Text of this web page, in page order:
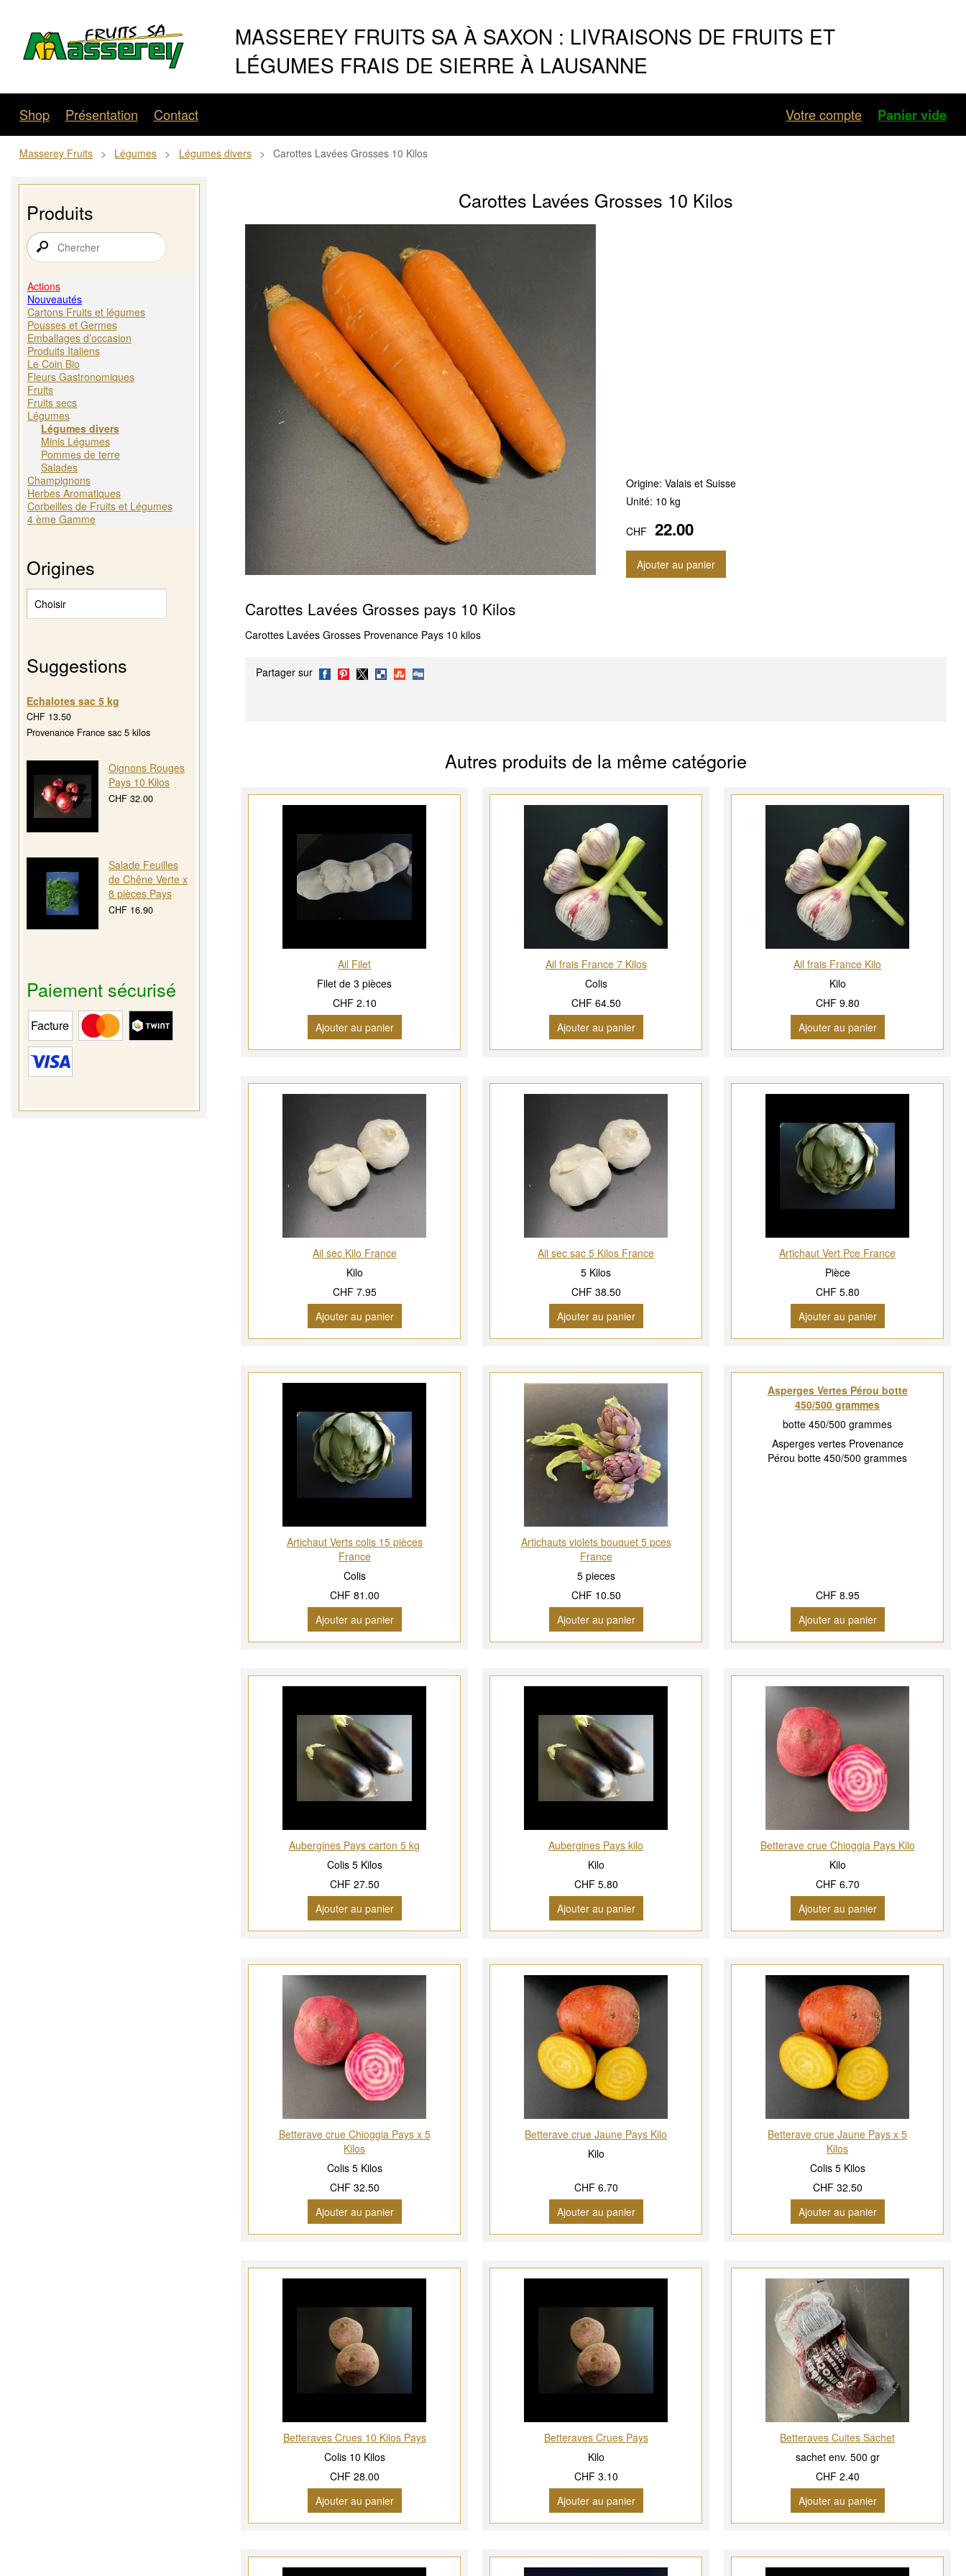
MASSEREY FRUITS SA À SAXON : LIVRAISONS DE FRUITS ET
LÉGUMES FRAIS DE SIERRE À LAUSANNE
Shop Présentation Contact Votre compte Panier vide
Masserey Fruits > Légumes > Légumes divers > Carottes Lavées Grosses 10 Kilos
Produits
Actions
Nouveautés
Cartons Fruits et légumes
Pousses et Germes
Emballages d’occasion
Produits Italiens
Le Coin Bio
Fleurs Gastronomiques
Fruits
Fruits secs
Légumes
Légumes divers
Minis Légumes
Pommes de terre
Salades
Champignons
Herbes Aromatiques
Corbeilles de Fruits et Légumes
4 ème Gamme
Origines
Suggestions
Echalotes sac 5 kg
CHF 13.50
Provenance France sac 5 kilos
Oignons Rouges
Pays 10 Kilos
CHF 32.00
Salade Feuilles
de Chêne Verte x
8 pièces Pays
CHF 16.90
Paiement sécurisé
Carottes Lavées Grosses 10 Kilos
Origine: Valais et Suisse
Unité: 10 kg
CHF 22.00
Ajouter au panier
Carottes Lavées Grosses pays 10 Kilos
Carottes Lavées Grosses Provenance Pays 10 kilos
Partager sur
Autres produits de la même catégorie
Ail Filet
Filet de 3 pièces
CHF 2.10
Ajouter au panier
Ail frais France 7 Kilos
Colis
CHF 64.50
Ajouter au panier
Ail frais France Kilo
Kilo
CHF 9.80
Ajouter au panier
Ail sec Kilo France
Kilo
CHF 7.95
Ajouter au panier
Ail sec sac 5 Kilos France
5 Kilos
CHF 38.50
Ajouter au panier
Artichaut Vert Pce France
Pièce
CHF 5.80
Ajouter au panier
Artichaut Verts colis 15 pièces
France
Colis
CHF 81.00
Ajouter au panier
Artichauts violets bouquet 5 pces
France
5 pieces
CHF 10.50
Ajouter au panier
Asperges Vertes Pérou botte
450/500 grammes
botte 450/500 grammes
Asperges vertes Provenance
Pérou botte 450/500 grammes
CHF 8.95
Ajouter au panier
Aubergines Pays carton 5 kg
Colis 5 Kilos
CHF 27.50
Ajouter au panier
Aubergines Pays kilo
Kilo
CHF 5.80
Ajouter au panier
Betterave crue Chioggia Pays Kilo
Kilo
CHF 6.70
Ajouter au panier
Betterave crue Chioggia Pays x 5
Kilos
Colis 5 Kilos
CHF 32.50
Ajouter au panier
Betterave crue Jaune Pays Kilo
Kilo
CHF 6.70
Ajouter au panier
Betterave crue Jaune Pays x 5
Kilos
Colis 5 Kilos
CHF 32.50
Ajouter au panier
Betteraves Crues 10 Kilos Pays
Colis 10 Kilos
CHF 28.00
Ajouter au panier
Betteraves Crues Pays
Kilo
CHF 3.10
Ajouter au panier
Betteraves Cuites Sachet
sachet env. 500 gr
CHF 2.40
Ajouter au panier